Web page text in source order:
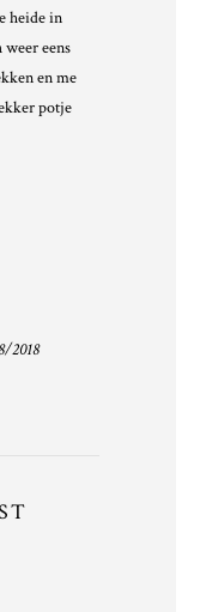
heide in
weer eens
en me
potje
2018